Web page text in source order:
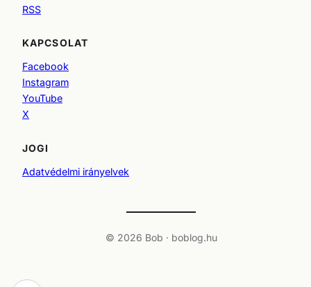
RSS
KAPCSOLAT
Facebook
Instagram
YouTube
X
JOGI
Adatvédelmi irányelvek
© 2026 Bob · boblog.hu